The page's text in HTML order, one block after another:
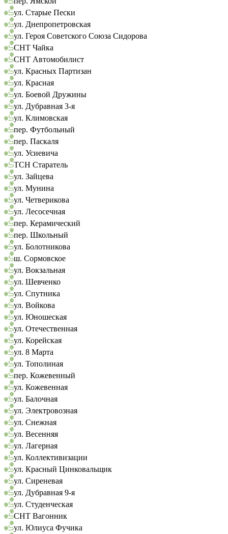
ул. Старые Пески
ул. Днепропетровская
ул. Героя Советского Союза Сидорова
СНТ Чайка
СНТ Автомобилист
ул. Красных Партизан
ул. Красная
ул. Боевой Дружины
ул. Дубравная 3-я
ул. Климовская
пер. Футбольный
пер. Паскаля
ул. Усиевича
ТСН Старатель
ул. Зайцева
ул. Мунина
ул. Четверикова
ул. Лесосечная
пер. Керамический
пер. Школьный
ул. Болотникова
ш. Сормовское
ул. Вокзальная
ул. Шевченко
ул. Спутника
ул. Войкова
ул. Юношеская
ул. Отечественная
ул. Корейская
ул. 8 Марта
ул. Тополиная
пер. Кожевенный
ул. Кожевенная
ул. Балочная
ул. Электровозная
ул. Снежная
ул. Весенняя
ул. Лагерная
ул. Коллективизации
ул. Красный Цинковальщик
ул. Сиреневая
ул. Дубравная 9-я
ул. Студенческая
СНТ Вагонник
ул. Юлиуса Фучика